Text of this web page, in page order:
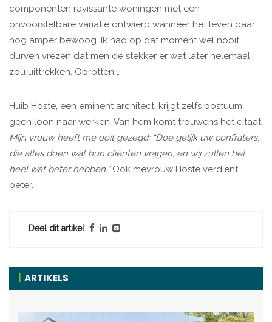
componenten ravissante woningen met een
onvoorstelbare variatie ontwierp wanneer het leven daar
nog amper bewoog. Ik had op dat moment wel nooit
durven vrezen dat men de stekker er wat later helemaal
zou uittrekken. Oprotten …
Huib Hoste, een eminent architect, krijgt zelfs postuum
geen loon naar werken. Van hem komt trouwens het citaat:
Mijn vrouw heeft me ooit gezegd: “Doe gelijk uw confraters,
die alles doen wat hun cliënten vragen, en wij zullen het
heel wat beter hebben.”Ook mevrouw Hoste verdient
beter.
Deel dit artikel
ARTIKELS